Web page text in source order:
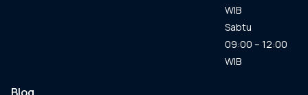
WIB
Sabtu
09:00 – 12:00
WIB